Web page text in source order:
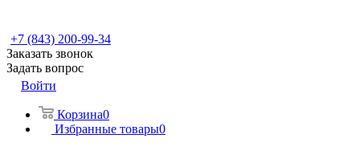
+7 (843) 200-99-34
Заказать звонок
Задать вопрос
Войти
Корзина0
Избранные товары0